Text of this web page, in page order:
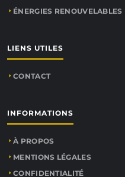
ÉNERGIES RENOUVELABLES
LIENS UTILES
CONTACT
INFORMATIONS
À PROPOS
MENTIONS LÉGALES
CONFIDENTIALITÉ